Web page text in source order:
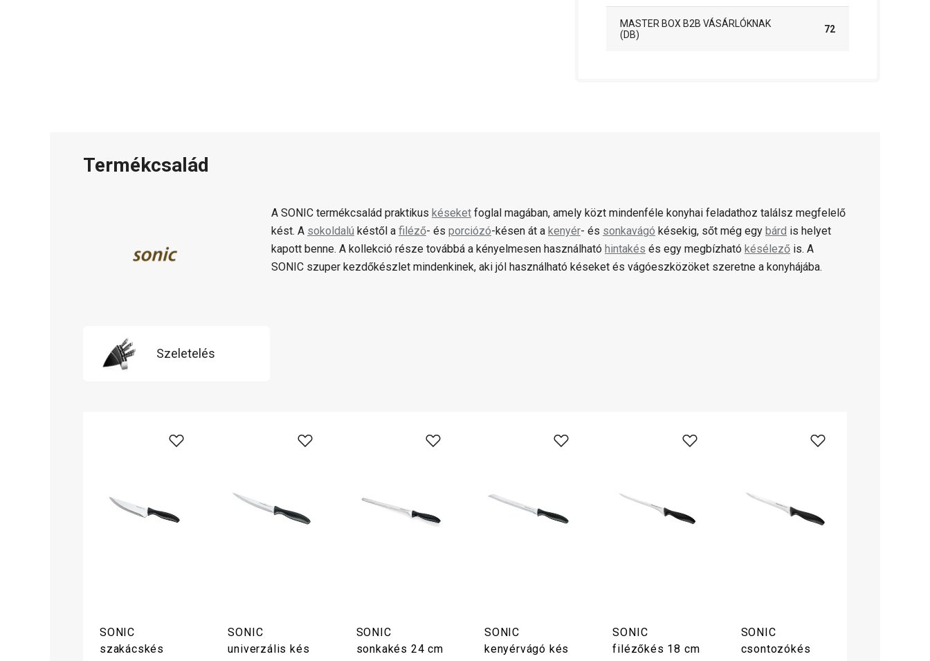
MASTER BOX B2B VÁSÁRLÓKNAK
(DB)
72
Termékcsalád
A SONIC termékcsalád praktikus késeket foglal magában, amely közt mindenféle konyhai feladathoz találsz megfelelő
kést. A sokoldalú késtől a filéző- és porciózó-késen át a kenyér- és sonkavágó késekig, sőt még egy bárd is helyet
kapott benne. A kollekció része továbbá a kényelmesen használható hintakés és egy megbízható késélező is. A
SONIC szuper kezdőkészlet mindenkinek, aki jól használható késeket és vágóeszközöket szeretne a konyhájába.
Szeletelés
SONIC
szakácskés
SONIC
univerzális kés
SONIC
sonkakés 24 cm
SONIC
kenyérvágó kés
SONIC
filézőkés 18 cm
SONIC
csontozókés